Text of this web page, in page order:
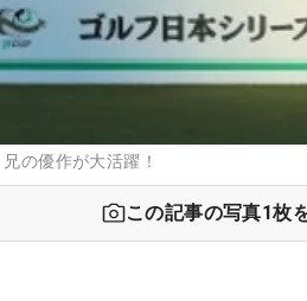
の優作が大活躍！
この記事の写真1枚